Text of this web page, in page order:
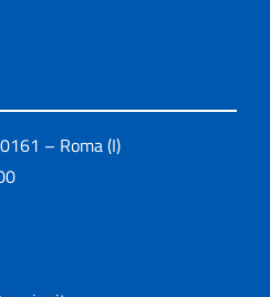
– Roma (I)